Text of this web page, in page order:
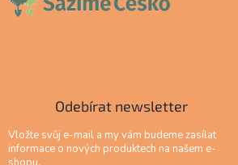
Odebírat newsletter
Vložte svůj e-mail a my vám budeme zasílat
informace o nových produktech na našem e-